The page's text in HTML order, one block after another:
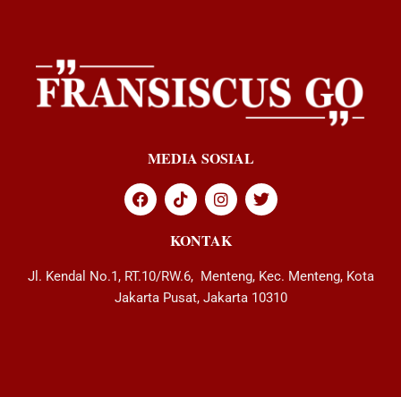
MEDIA SOSIAL
KONTAK
Jl. Kendal No.1, RT.10/RW.6, Menteng, Kec. Menteng, Kota
Jakarta Pusat, Jakarta 10310